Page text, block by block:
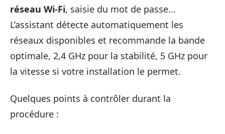
réseau Wi-Fi, saisie du mot de passe…
L’assistant détecte automatiquement les
réseaux disponibles et recommande la bande
optimale, 2,4 GHz pour la stabilité, 5 GHz pour
la vitesse si votre installation le permet.
Quelques points à contrôler durant la
procédure :